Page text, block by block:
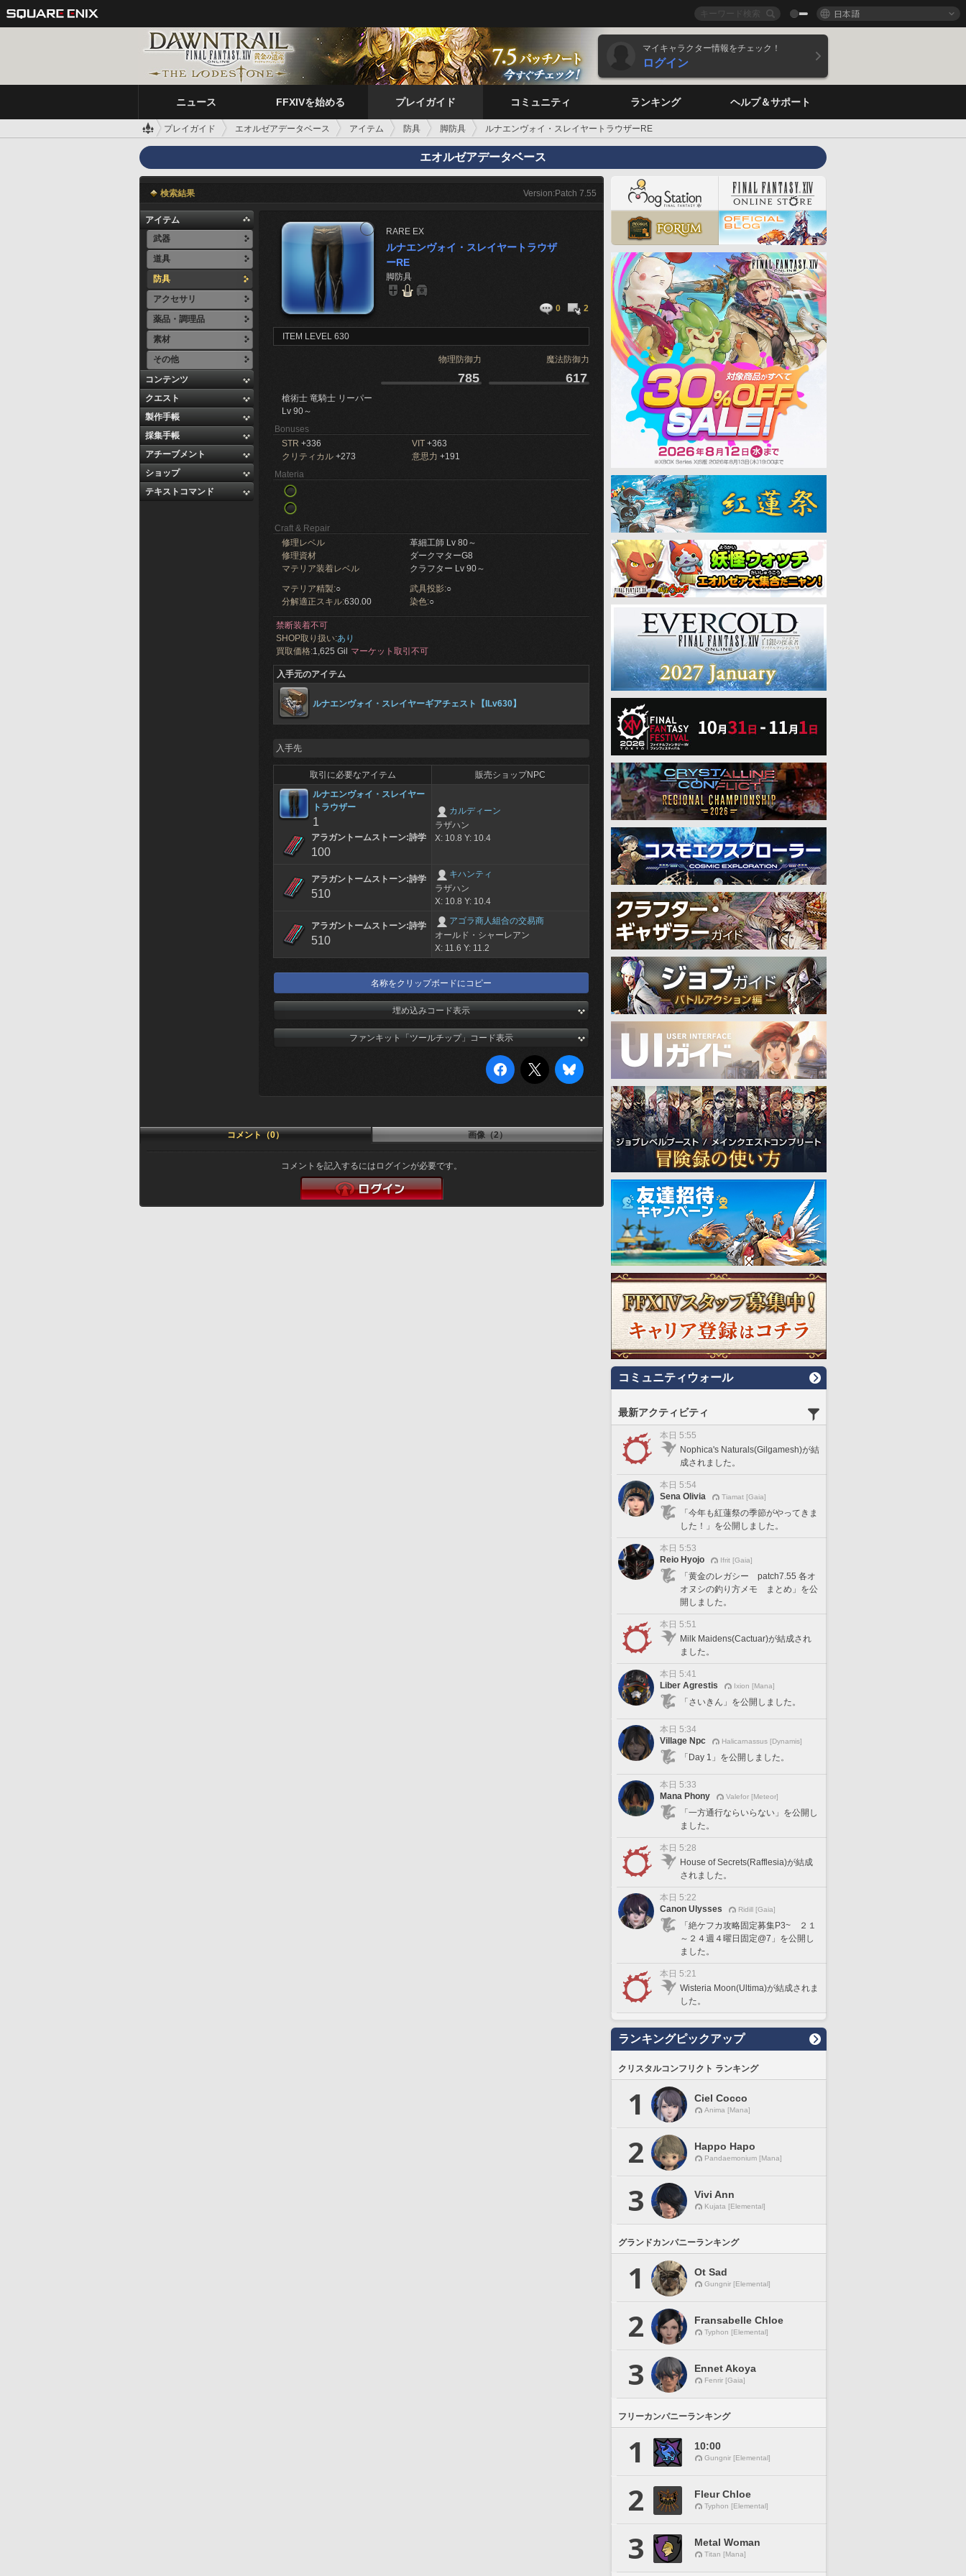
日本語
マイキャラクター情報をチェック！
ログイン
ニュース FFXIVを始める プレイガイド コミュニティ ランキング ヘルプ＆サポート
プレイガイド エオルゼアデータベース アイテム 防具 脚防具 ルナエンヴォイ・スレイヤートラウザーRE
エオルゼアデータベース
検索結果 Version:Patch 7.55
アイテム
武器
道具
防具
アクセサリ
薬品・調理品
素材
その他
コンテンツ
クエスト
製作手帳
採集手帳
アチーブメント
ショップ
テキストコマンド
RARE EX
ルナエンヴォイ・スレイヤートラウザ
ーRE
脚防具
0 2
ITEM LEVEL 630
物理防御力 魔法防御力
785 617
槍術士 竜騎士 リーパー
Lv 90～
Bonuses
STR +336 VIT +363
クリティカル +273 意思力 +191
Materia
Craft & Repair
修理レベル
革細工師 Lv 80～
修理資材
ダークマターG8
マテリア装着レベル
クラフター Lv 90～
マテリア精製:○ 武具投影:○
分解適正スキル:630.00 染色:○
禁断装着不可
SHOP取り扱い:あり
買取価格:1,625 Gil マーケット取引不可
入手元のアイテム
ルナエンヴォイ・スレイヤーギアチェスト【ILv630】
入手先
取引に必要なアイテム
販売ショップNPC
ルナエンヴォイ・スレイヤー
トラウザー
1
アラガントームストーン:詩学
100
カルディーン
ラザハン
X: 10.8 Y: 10.4
アラガントームストーン:詩学
510
キハンティ
ラザハン
X: 10.8 Y: 10.4
アラガントームストーン:詩学
510
アゴラ商人組合の交易商
オールド・シャーレアン
X: 11.6 Y: 11.2
名称をクリップボードにコピー
埋め込みコード表示
ファンキット「ツールチップ」コード表示
コメント（0） 画像（2）
コメントを記入するにはログインが必要です。
コミュニティウォール
最新アクティビティ
本日 5:55
Nophica's Naturals(Gilgamesh)が結
成されました。
本日 5:54
Sena Olivia
Tiamat [Gaia]
「今年も紅蓮祭の季節がやってきま
した！」を公開しました。
本日 5:53
Reio Hyojo
Ifrit [Gaia]
「黄金のレガシー patch7.55 各オ
オヌシの釣り方メモ まとめ」を公
開しました。
本日 5:51
Milk Maidens(Cactuar)が結成され
ました。
本日 5:41
Liber Agrestis
Ixion [Mana]
「さいきん」を公開しました。
本日 5:34
Village Npc
Halicarnassus [Dynamis]
「Day 1」を公開しました。
本日 5:33
Mana Phony
Valefor [Meteor]
「一方通行ならいらない」を公開し
ました。
本日 5:28
House of Secrets(Rafflesia)が結成
されました。
本日 5:22
Canon Ulysses
Ridill [Gaia]
「絶ケフカ攻略固定募集P3~ ２１
～２４週４曜日固定@7」を公開し
ました。
本日 5:21
Wisteria Moon(Ultima)が結成されま
した。
ランキングピックアップ
クリスタルコンフリクト ランキング
1 Ciel Cocco
Anima [Mana]
2 Happo Hapo
Pandaemonium [Mana]
3 Vivi Ann
Kujata [Elemental]
グランドカンパニーランキング
1 Ot Sad
Gungnir [Elemental]
2 Fransabelle Chloe
Typhon [Elemental]
3 Ennet Akoya
Fenrir [Gaia]
フリーカンパニーランキング
1 10:00
Gungnir [Elemental]
2 Fleur Chloe
Typhon [Elemental]
3 Metal Woman
Titan [Mana]